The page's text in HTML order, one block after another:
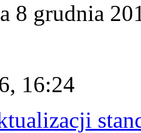
8 grudnia
16:24